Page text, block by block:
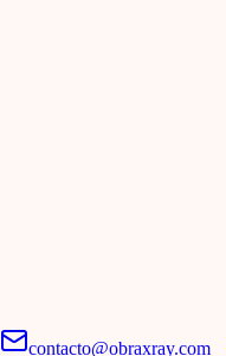
contacto@obraxray.com